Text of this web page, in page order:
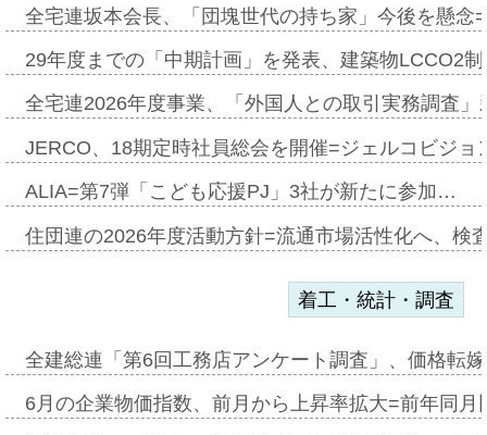
全宅連坂本会長、「団塊世代の持ち家」今後を懸
29年度までの「中期計画」を発表、建築物LCCO2
全宅連2026年度事業、「外国人との取引実務調査
JERCO、18期定時社員総会を開催=ジェルコビジ
ALIA=第7弾「こども応援PJ」3社が新たに参加…
住団連の2026年度活動方針=流通市場活性化へ、検
着工・統計・調査
全建総連「第6回工務店アンケート調査」、価格転
6月の企業物価指数、前月から上昇率拡大=前年同